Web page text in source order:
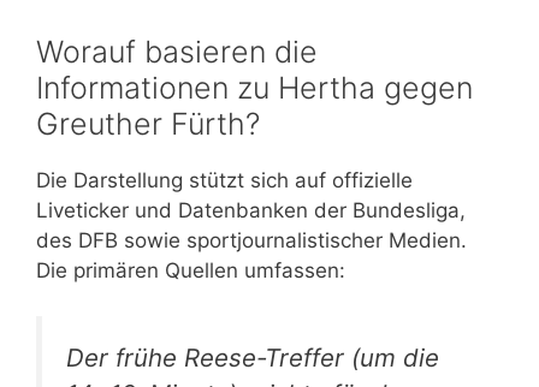
Worauf basieren die
Informationen zu Hertha gegen
Greuther Fürth?
Die Darstellung stützt sich auf offizielle
Liveticker und Datenbanken der Bundesliga,
des DFB sowie sportjournalistischer Medien.
Die primären Quellen umfassen:
Der frühe Reese-Treffer (um die